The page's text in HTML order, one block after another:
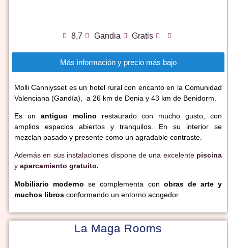
8,7 Gandia Gratis
Más información y precio más bajo
Molli Canniysset es un hotel rural con encanto en la Comunidad
Valenciana (Gandía), a 26 km de Denia y 43 km de Benidorm.
Es un antiguo molino restaurado con mucho gusto, con
amplios espacios abiertos y tranquilos. En su interior se
mezclan pasado y presente como un agradable contraste.
Además en sus instalaciones dispone de una excelente piscina
y aparcamiento gratuito.
Mobiliario moderno se complementa con obras de arte y
muchos libros conformando un entorno acogedor.
La Maga Rooms